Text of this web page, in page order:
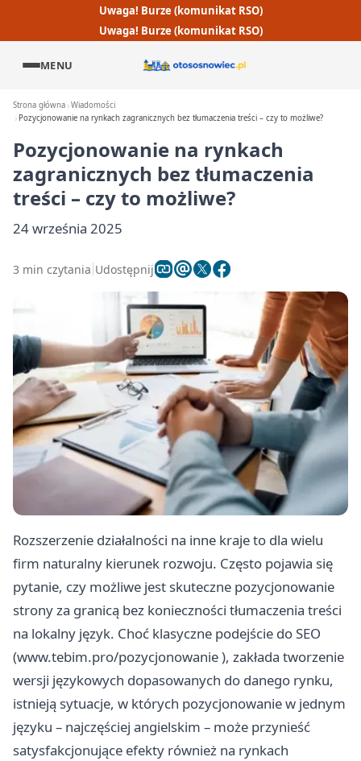
Uwaga! Burze (komunikat RSO)
Uwaga! Burze (komunikat RSO)
MENU
Strona główna Wiadomości
Pozycjonowanie na rynkach zagranicznych bez tłumaczenia treści – czy to możliwe?
Pozycjonowanie na rynkach
zagranicznych bez tłumaczenia
treści – czy to możliwe?
24 września 2025
3 min czytania Udostępnij
Rozszerzenie działalności na inne kraje to dla wielu
firm naturalny kierunek rozwoju. Często pojawia się
pytanie, czy możliwe jest skuteczne pozycjonowanie
strony za granicą bez konieczności tłumaczenia treści
na lokalny język. Choć klasyczne podejście do SEO
(www.tebim.pro/pozycjonowanie), zakłada tworzenie
wersji językowych dopasowanych do danego rynku,
istnieją sytuacje, w których pozycjonowanie w jednym
języku – najczęściej angielskim – może przynieść
satysfakcjonujące efekty również na rynkach